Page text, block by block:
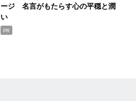
ージ 名言がもたらす心の平穏と潤
い
PR